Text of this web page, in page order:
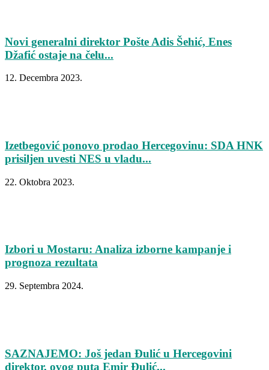
Novi generalni direktor Pošte Adis Šehić, Enes
Džafić ostaje na čelu...
12. Decembra 2023.
Izetbegović ponovo prodao Hercegovinu: SDA HNK
prisiljen uvesti NES u vladu...
22. Oktobra 2023.
Izbori u Mostaru: Analiza izborne kampanje i
prognoza rezultata
29. Septembra 2024.
SAZNAJEMO: Još jedan Đulić u Hercegovini
direktor, ovog puta Emir Đulić...